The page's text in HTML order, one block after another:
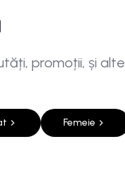
promoții, și alte
Femeie